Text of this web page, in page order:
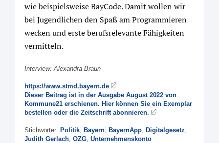
wie beispielsweise BayCode. Damit wollen wir
bei Jugendlichen den Spaß am Programmieren
wecken und erste berufsrelevante ­Fähigkeiten
vermitteln.
Interview: Alexandra Braun
https://www.stmd.bayern.de
Dieser Beitrag ist in der Ausgabe August 2022 von
Kommune21 erschienen. Hier können Sie ein Exemplar
bestellen oder die Zeitschrift abonnieren.
Stichwörter: Politik Bayern BayernApp Digitalgesetz
Judith Gerlach OZG Unternehmenskonto